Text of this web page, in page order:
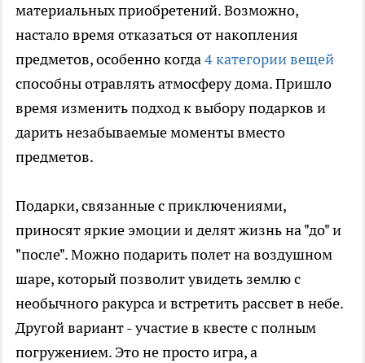
материальных приобретений. Возможно,
настало время отказаться от накопления
предметов, особенно когда4 категории вещей
способны отравлять атмосферу дома. Пришло
время изменить подход к выбору подарков и
дарить незабываемые моменты вместо
предметов.
Подарки, связанные с приключениями,
приносят яркие эмоции и делят жизнь на "до" и
"после". Можно подарить полет на воздушном
шаре, который позволит увидеть землю с
необычного ракурса и встретить рассвет в небе.
Другой вариант - участие в квесте с полным
погружением. Это не просто игра, а